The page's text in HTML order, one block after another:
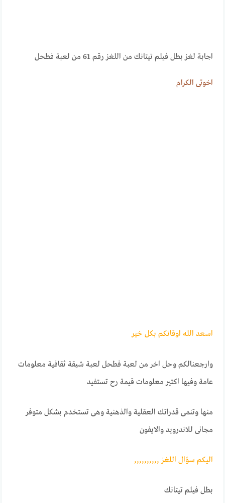
اجابة لغز بطل فيلم تيتانك من اللغز رقم 61 من لعبة فطحل
اخوتى الكــــرام
اسعد الله اوقاتكـــم بكل خيــــر
وارجعنالكم وحل اخر من لعبة فطحل لعبة شيقة ثقافية معلومات
عامة وفيها اكتير معلومات قيمة رح تستفيد
منها وتنمى قدراتك العقلية والذهنية وهى تستخدم بشكل متوفر
مجانى للاندرويد والايفون
اليكم ســؤال اللغـــز ,,,,,,,,,,
بطل فيلم تيتانك